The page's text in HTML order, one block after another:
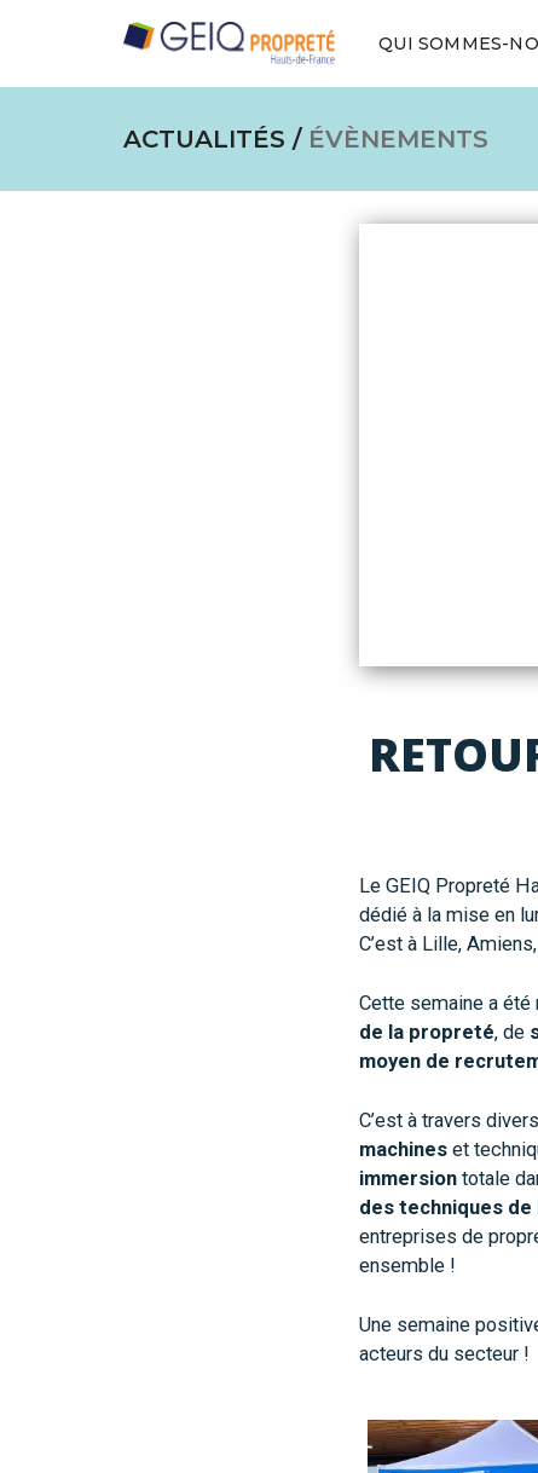
QUI SOMMES-
ACTUALITÉS / ÉVÈNEMENTS
Le GEIQ Propreté
dédié à la mise en
C’est à Lille,
Cette semaine a
de la propreté, de
moyen de
C’est à travers
machines et
immersion totale
des techniques
entreprises de
ensemble !
Une semaine
acteurs du secteur !